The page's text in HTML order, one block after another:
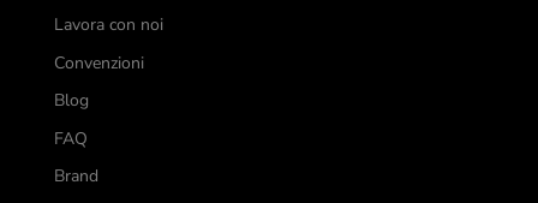
Lavora con noi
Convenzioni
Blog
FAQ
Brand